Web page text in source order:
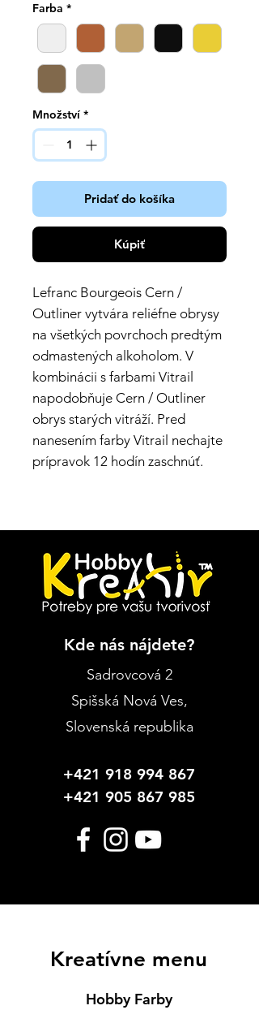
Farba *
Množství *
Pridať do košíka
Kúpiť
Lefranc Bourgeois Cern /
Outliner vytvára reliéfne obrysy
na všetkých povrchoch predtým
odmastených alkoholom. V
kombinácii s farbami Vitrail
napodobňuje Cern / Outliner
obrys starých vitráží. Pred
nanesením farby Vitrail nechajte
prípravok 12 hodín zaschnúť.
Kde nás nájdete?
Sadrovcová 2
Spišská Nová Ves,
Slovenská republika
+421 918 994 867
+421 905 867 985
Kreatívne menu
Hobby Farby